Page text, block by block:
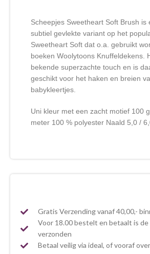
Scheepjes Sweetheart Soft Brush is
subtiel gevlekte variant op het
Sweetheart Soft dat o.a. gebruikt
boeken Woolytoons Knuffeldekens.
bekende superzachte touch en is
geschikt voor het haken en breien
babykleertjes.
Uni kleur met een zacht motief 100
meter 100 % polyester Naald 5,0 /
Gratis Verzending vanaf 40,00,-
Voor 18.00 bestelt en betaalt is de
verzonden
Betaal veilig via ideal, of vooraf